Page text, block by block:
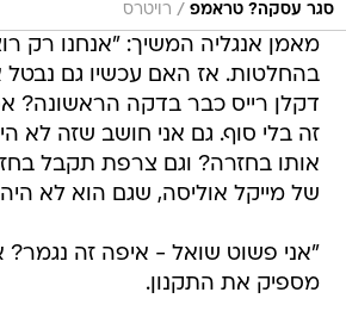
סגר עסקה? טראמפ / רויטרס
מאמן אנגליה המשיך: "אנחנו רק
בהחלטות. אז האם עכשיו גם
דקלן רייס כבר בדקה הראשונה?
זה בלי סוף. גם אני חושב שזה לא
אותו בחזרה? וגם צרפת תקבל
של מייקל אוליסה, שגם הוא לא
"אני פשוט שואל - איפה זה נגמר?
מספיק את התקנון.